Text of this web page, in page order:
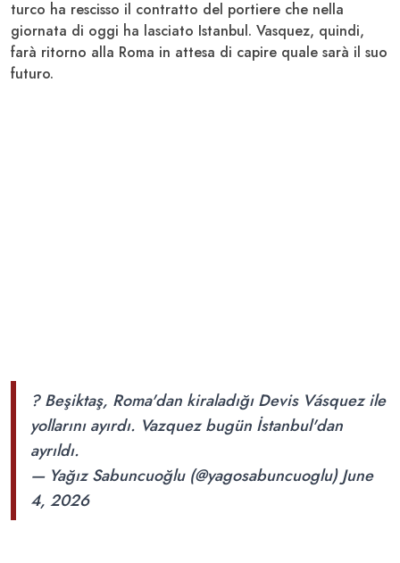
turco ha rescisso il contratto del portiere che nella
giornata di oggi ha lasciato Istanbul. Vasquez, quindi,
farà ritorno alla Roma in attesa di capire quale sarà il suo
futuro.
? Beşiktaş, Roma'dan kiraladığı Devis Vásquez ile
yollarını ayırdı. Vazquez bugün İstanbul'dan
ayrıldı.
— Yağız Sabuncuoğlu (@yagosabuncuoglu)June
4, 2026